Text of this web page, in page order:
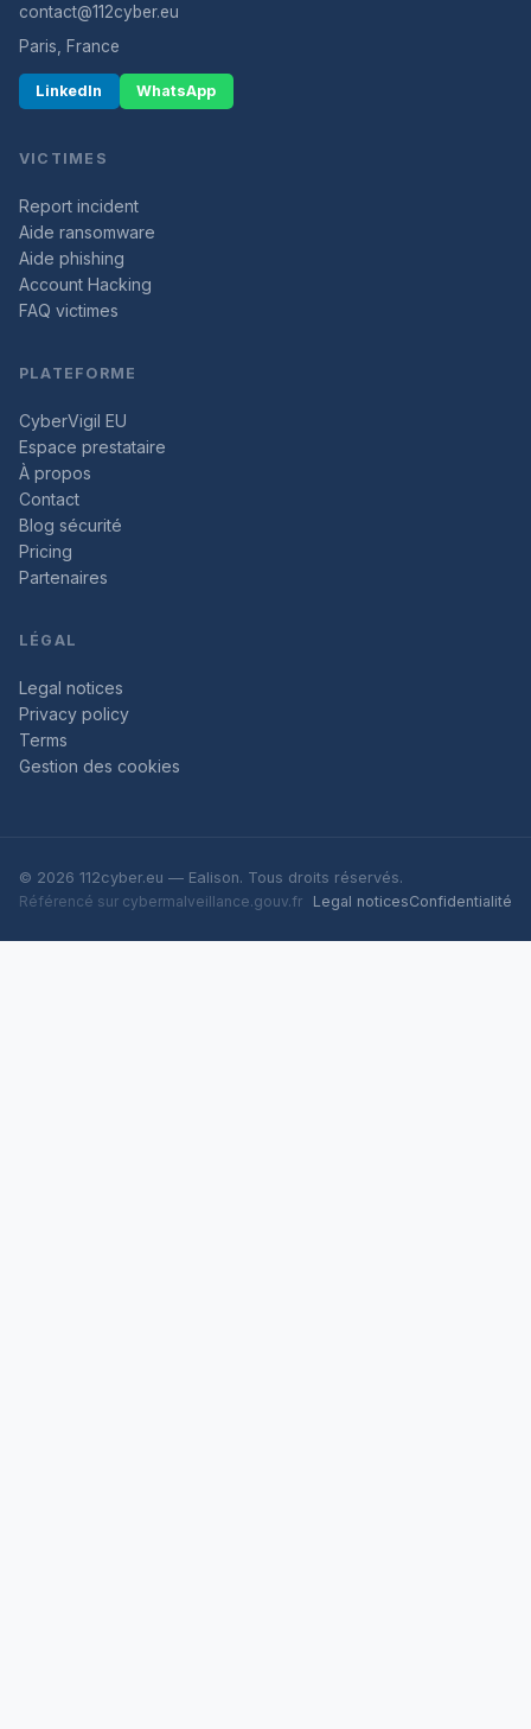
contact@112cyber.eu
Paris, France
LinkedIn WhatsApp
VICTIMES
Report incident
Aide ransomware
Aide phishing
Account Hacking
FAQ victimes
PLATEFORME
CyberVigil EU
Espace prestataire
À propos
Contact
Blog sécurité
Pricing
Partenaires
LÉGAL
Legal notices
Privacy policy
Terms
Gestion des cookies
© 2026 112cyber.eu — Ealison. Tous droits réservés.
Référencé sur cybermalveillance.gouv.fr Legal noticesConfidentialité